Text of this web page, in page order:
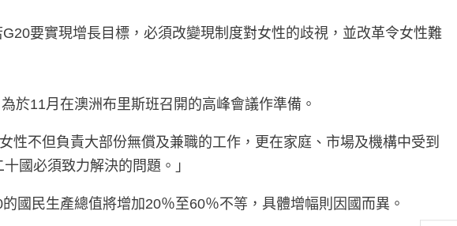
要實現增長目標，必須改變現制度對女性的歧視，並改革令女性難
於11月在澳洲布里斯班召開的高峰會議作準備。
不但負責大部份無償及兼職的工作，更在家庭、市場及機構中受到
國必須致力解決的問題。」
國民生產總值將增加20％至60％不等，具體增幅則因國而異。